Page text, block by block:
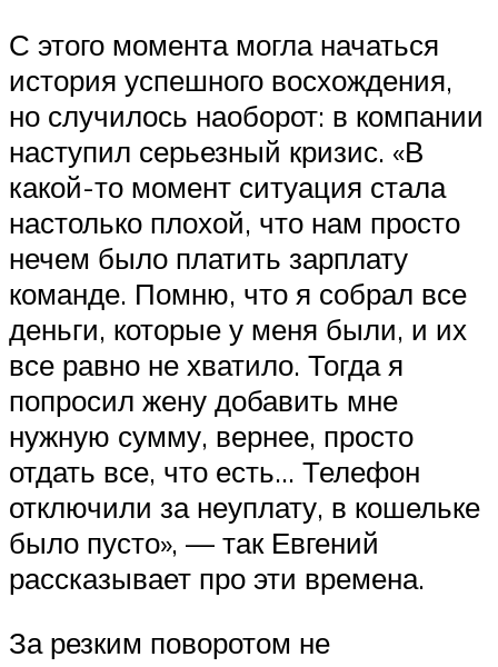
С этого момента могла начаться
история успешного восхождения,
но случилось наоборот: в компании
наступил серьезный кризис. «В
какой-то момент ситуация стала
настолько плохой, что нам просто
нечем было платить зарплату
команде. Помню, что я собрал все
деньги, которые у меня были, и их
все равно не хватило. Тогда я
попросил жену добавить мне
нужную сумму, вернее, просто
отдать все, что есть… Телефон
отключили за неуплату, в кошельке
было пусто», — так Евгений
рассказывает про эти времена.
За резким поворотом не